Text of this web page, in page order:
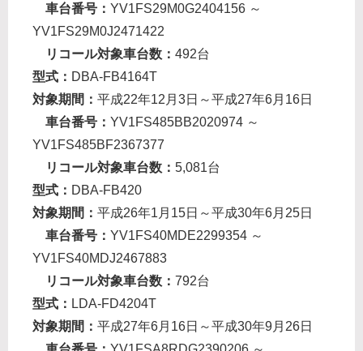
車台番号： YV1FS29M0G2404156 ～
YV1FS29M0J2471422
リコール対象車台数： 492台
型式： DBA-FB4164T
対象期間： 平成22年12月3日～平成27年6月16日
車台番号： YV1FS485BB2020974 ～
YV1FS485BF2367377
リコール対象車台数： 5,081台
型式： DBA-FB420
対象期間： 平成26年1月15日～平成30年6月25日
車台番号： YV1FS40MDE2299354 ～
YV1FS40MDJ2467883
リコール対象車台数： 792台
型式： LDA-FD4204T
対象期間： 平成27年6月16日～平成30年9月26日